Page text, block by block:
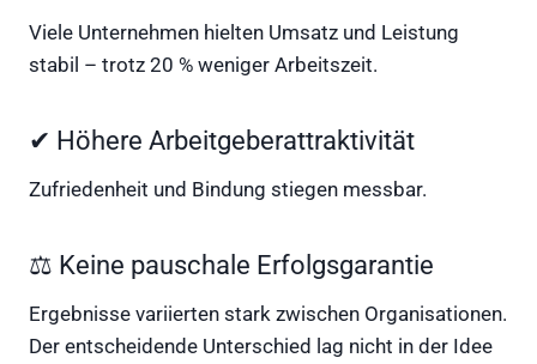
Viele Unternehmen hielten Umsatz und Leistung
stabil – trotz 20 % weniger Arbeitszeit.
✔ Höhere Arbeitgeberattraktivität
Zufriedenheit und Bindung stiegen messbar.
⚖ Keine pauschale Erfolgsgarantie
Ergebnisse variierten stark zwischen Organisationen.
Der entscheidende Unterschied lag nicht in der Idee